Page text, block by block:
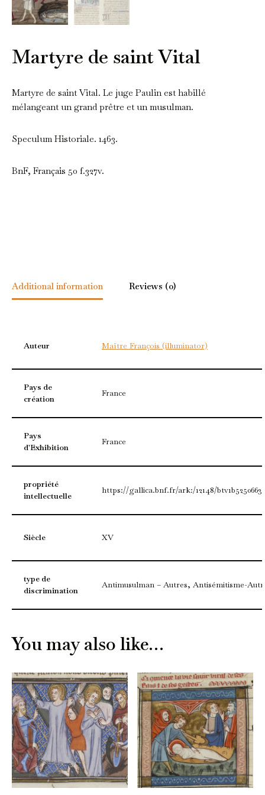
Martyre de saint Vital
Martyre de saint Vital. Le juge Paulin est habillé
mélangeant un grand prêtre et un musulman.
Speculum Historiale. 1463.
BnF, Français 50 f.327v.
Additional information Reviews (0)
Auteur Maïtre François (illuminator)
Pays de
création
France
Pays
d'Exhibition
France
propriété
intellectuelle
https://gallica.bnf.fr/ark:/12148/
Siècle XV
type de
discrimination
Antimusulman – Autres, Antisémitisme-
You may also like…